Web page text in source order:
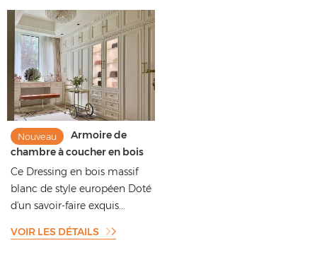
Nouveau
Armoire de
chambre à coucher en bois
massif de style européen,
dressing haut de gamme
blanc mat
Ce Dressing en bois massif
blanc de style européen Doté
d'un savoir-faire exquis...
VOIR LES DÉTAILS